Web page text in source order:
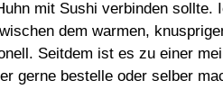
mit Sushi verbinden sollte.
dem warmen,
Seitdem ist es zu einer
gerne bestelle oder selber